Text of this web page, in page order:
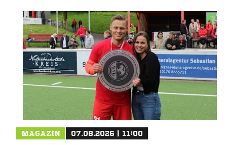
MAGAZIN 07.08.2026 | 11:00